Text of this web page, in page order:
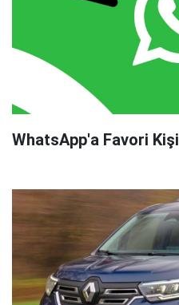
WhatsApp'a Favori